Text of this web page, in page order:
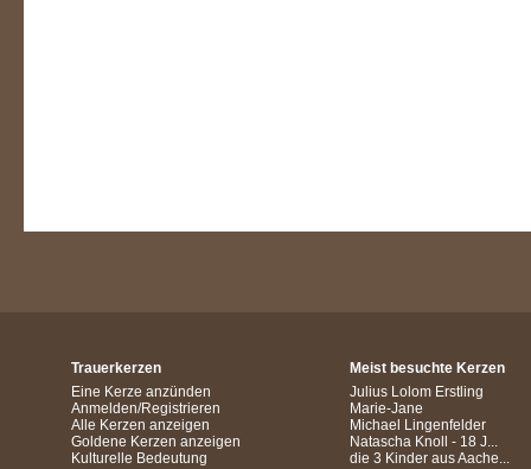
Trauerkerzen
Eine Kerze anzünden
Anmelden/Registrieren
Alle Kerzen anzeigen
Goldene Kerzen anzeigen
Kulturelle Bedeutung
Meist besuchte Kerzen
Julius Lolom Erstling
Marie-Jane
Michael Lingenfelder
Natascha Knoll - 18 J...
die 3 Kinder aus Aache...